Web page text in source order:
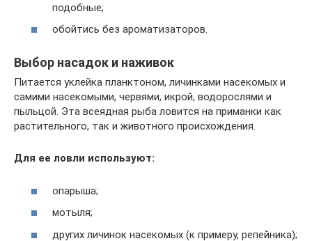
подобные;
обойтись без ароматизаторов.
Выбор насадок и наживок
Питается уклейка планктоном, личинками насекомых и
самими насекомыми, червями, икрой, водорослями и
пыльцой. Эта всеядная рыба ловится на приманки как
растительного, так и животного происхождения.
Для ее ловли используют:
опарыша;
мотыля;
других личинок насекомых (к примеру, репейника);